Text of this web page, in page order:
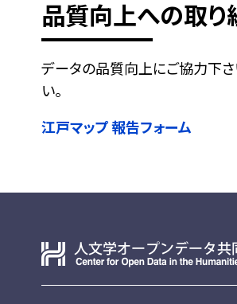
品質向上への取り
データの品質向上にご協力下
い。
江戸マップ 報告フォーム